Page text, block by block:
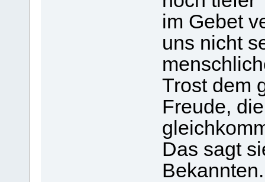
im Gebet
uns nicht
Trost dem
Freude,
Das sagt
Bekannten.